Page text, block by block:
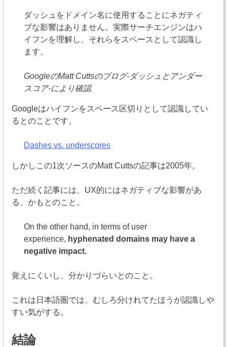
ダッシュをドメイン名に使用することにネガティ
ブな影響はありません。実際サーチエンジンはハ
イフンを理解し、それらをスペースとして認識し
ます。
GoogleのMatt Cuttsのブログ-ダッシュとアンダー
スコア-により確認
Googleはハイフンをスペース区切りとして認識してい
るとのことです。
Dashes vs. underscores
しかしこの1次ソースのMatt Cuttsの記事は2005年。
ただ続く記事には、UX的にはネガティブな影響があ
る、かもとのこと。
On the other hand, in terms of user
experience, hyphenated domains may have a
negative impact.
覚えにくいし、分かりづらいとのこと。
これは日本語圏では、むしろ分けれてたほうが認識しや
すい気がする。
結論